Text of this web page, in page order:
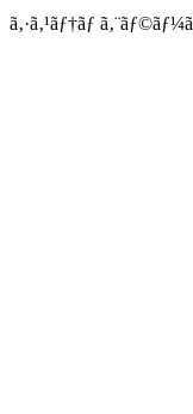
ã‚·ã‚¹ãƒ†ãƒ